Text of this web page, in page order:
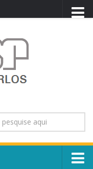
TRANSPARÊNCIA
OUVIDORIA
CONTATO